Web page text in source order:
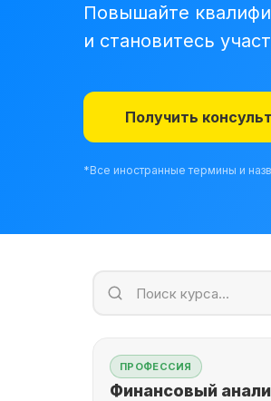
*Все иностранные термины и
Получить
Повышайте
и становитесь
ПРОФЕССИЯ
Финансовый